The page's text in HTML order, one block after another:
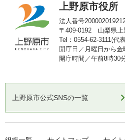
上野原市役所
法人番号
〒409-0192 山梨県上
Tel：0554-62-3111(代
開庁日／月曜日から
開庁時間／午前8時30
上野原市公式SNSの一覧